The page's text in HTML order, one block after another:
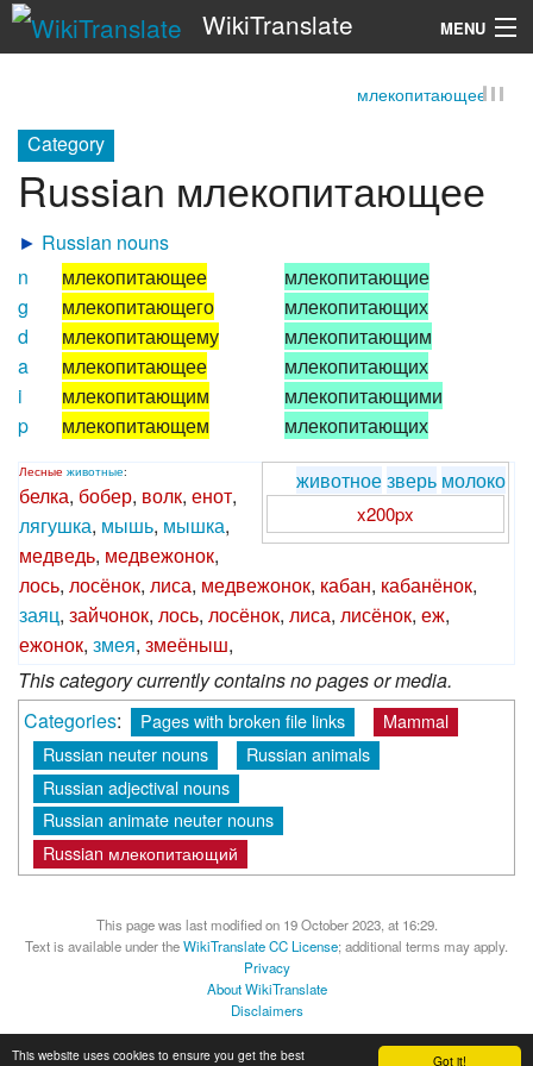
Got it!
This website uses cookies to ensure you get the best
WikiTranslate MENU
млекопитающее
Category
Russian млекопитающее
► Russian nouns
n
g
d
a
i
p
млекопитающее
млекопитающего
млекопитающему
млекопитающее
млекопитающим
млекопитающем
млекопитающие
млекопитающих
млекопитающим
млекопитающих
млекопитающими
млекопитающих
животноезверь молоко
x200px
Лесные животные:
белка, бобер, волк, енот,
лягушка, мышь, мышка,
медведь, медвежонок,
лось, лосёнок, лиса, медвежонок, кабан, кабанёнок,
заяц, зайчонок, лось, лосёнок, лиса, лисёнок, еж,
ежонок, змея, змеёныш,
This category currently contains no pages or media.
Categories: Pages with broken file links
Mammal
Russian neuter nouns
Russian animals
Russian adjectival nouns
Russian animate neuter nouns
Russian млекопитающий
This page was last modified on 19 October 2023, at 16:29.
Text is available under theWikiTranslate CC License; additional terms may apply.
Privacy
About WikiTranslate
Disclaimers
MediaWikiPowered by Semantic MediaWiki